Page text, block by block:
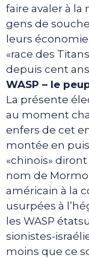
faire avaler à
gens de
leurs
«race des
depuis cent
WASP – le
La présente
au moment
enfers de cet
montée en
«chinois»
nom de
américain à la
usurpées à
les WASP
sionistes-
moins que ce